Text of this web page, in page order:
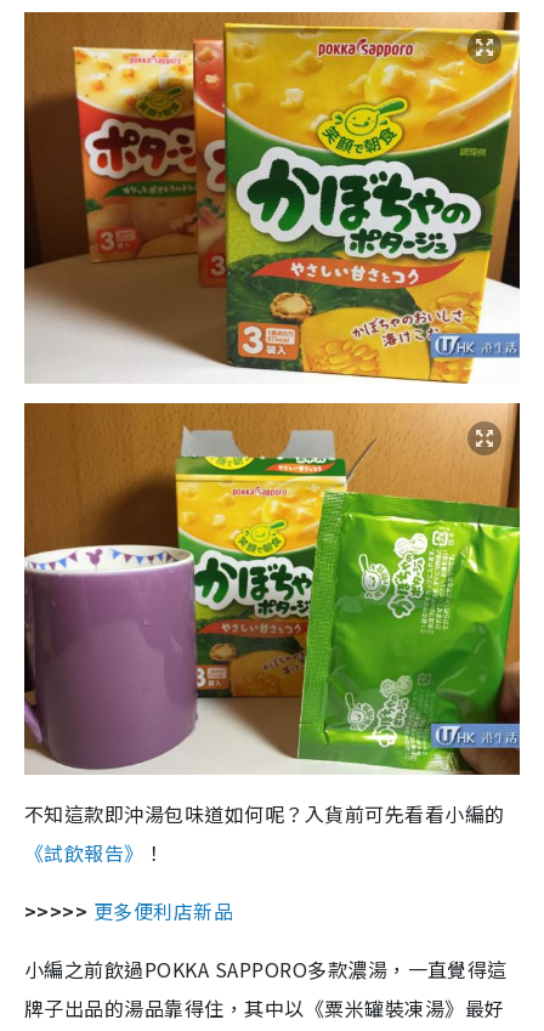
不知這款即沖湯包味道如何呢？入貨前可先看看小編的
《試飲報告》
！
>>>>> 更多便利店新品
小編之前飲過POKKA SAPPORO多款濃湯，一直覺得這
牌子出品的湯品靠得住，其中以《粟米罐裝凍湯》最好